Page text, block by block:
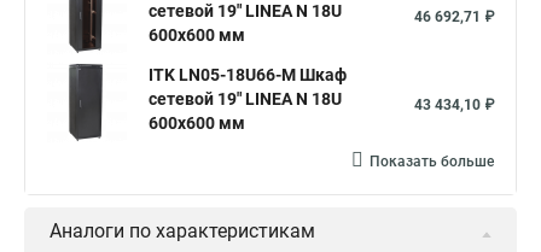
сетевой 19" LINEA N 18U
600х600 мм
46 692,71 ₽
ITK LN05-18U66-M Шкаф
сетевой 19" LINEA N 18U
600х600 мм
43 434,10 ₽
Показать больше
Аналоги по характеристикам